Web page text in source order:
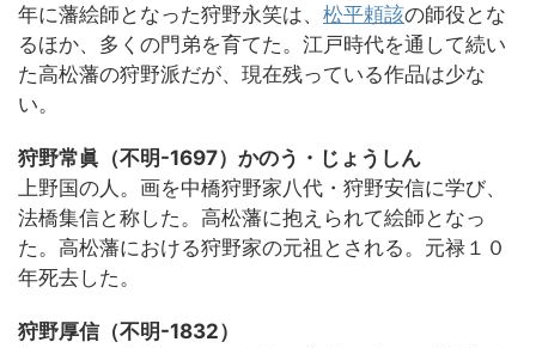
年に藩絵師となった狩野永笑は、 松平頼該の師役とな
るほか、多くの門弟を育てた。江戸時代を通して続い
た高松藩の狩野派だが、現在残っている作品は少な
い。
狩野常眞（不明-1697）かのう・じょうしん
上野国の人。画を中橋狩野家八代・狩野安信に学び、
法橋集信と称した。高松藩に抱えられて絵師となっ
た。高松藩における狩野家の元祖とされる。元禄１０
年死去した。
狩野厚信（不明-1832）